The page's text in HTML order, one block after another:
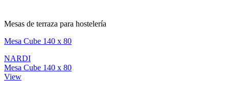
Mesas de terraza para hostelería
Mesa Cube 140 x 80
NARDI
Mesa Cube 140 x 80
View